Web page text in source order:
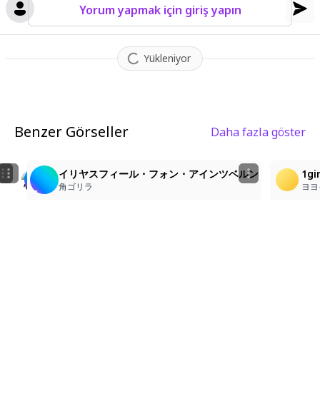
Yorum yapmak için giriş yapın
Yükleniyor
Benzer Görseller Daha fazla göster
イリヤスフィール・フォン・アインツベルン(プリズマ☆イ
七海クリル
,Illyasviel von Einzbern, Fate, , , solo, , prisma
たつまさ
イリヤスフィール・フォン・アインツベルン
角ゴリラ ヨ